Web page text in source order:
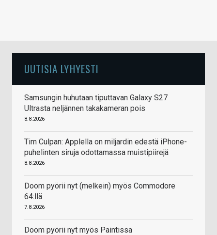
UUTISIA LYHYESTI
Samsungin huhutaan tiputtavan Galaxy S27
Ultrasta neljännen takakameran pois
8.8.2026
Tim Culpan: Applella on miljardin edestä iPhone-
puhelinten siruja odottamassa muistipiirejä
8.8.2026
Doom pyörii nyt (melkein) myös Commodore
64:llä
7.8.2026
Doom pyörii nyt myös Paintissa